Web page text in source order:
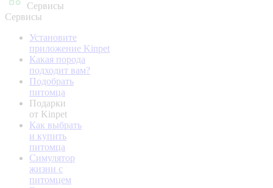
Сервисы
Сервисы
Установите
приложение Kinpet
Какая порода
подходит вам?
Подобрать
питомца
Подарки
от Kinpet
Как выбрать
и купить
питомца
Симулятор
жизни с
питомцем